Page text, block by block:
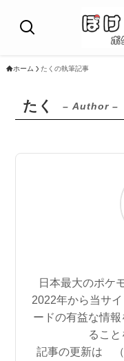
ホーム たくの執筆記事
たく – Author –
日本最大のポケ
2022年から当サ
ードの有益な情
ること
記事の更新は （